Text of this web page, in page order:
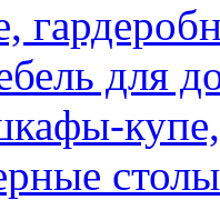
для
купе,
столы